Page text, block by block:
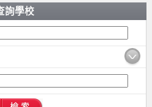
詢學校